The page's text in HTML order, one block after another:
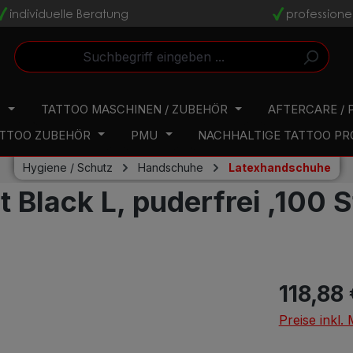
individuelle Beratung v
TATTOO MASCHINEN / ZUBEHÖR AFTERCARE /
ZUBEHÖR PMU NACHHALTIGE TATTOO
Hygiene / Schutz Handschuhe Latexhandschuhe
Black L, puderfrei ,100
Preise inkl.